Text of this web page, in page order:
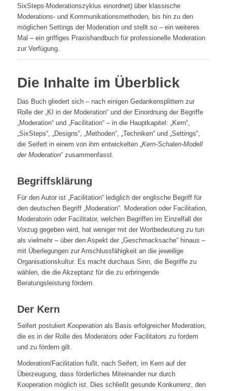
SixSteps-Moderationszyklus einordnet) über klassische
Moderations- und Kommunikationsmethoden, bis hin zu den
möglichen Settings der Moderation und stellt so – ein weiteres
Mal – ein griffiges Praxishandbuch für professionelle Moderation
zur Verfügung.
Die Inhalte im Überblick
Das Buch gliedert sich – nach einigen Gedankensplittern zur
Rolle der „KI in der Moderation“ und der Einordnung der Begriffe
„Moderation“ und „Facilitation“ – in die Hauptkapitel: „Kern“,
„SixSteps“, „Designs“, „Methoden“, „Techniken“ und „Settings“,
die Seifert in einem von ihm entwickelten „Kern-Schalen-Modell
der Moderation“ zusammenfasst.
Begriffsklärung
Für den Autor ist „Facilitation“ lediglich der englische Begriff für
den deutschen Begriff „Moderation“. Moderation oder Facilitation,
Moderatorin oder Facilitator, welchen Begriffen im Einzelfall der
Vorzug gegeben wird, hat weniger mit der Wortbedeutung zu tun
als vielmehr – über den Aspekt der „Geschmacksache“ hinaus –
mit Überlegungen zur Anschlussfähigkeit an die jeweilige
Organisationskultur. Es macht durchaus Sinn, die Begriffe zu
wählen, die die Akzeptanz für die zu erbringende
Beratungsleistung fördern.
Der Kern
Seifert postuliert Kooperationals Basis erfolgreicher Moderation,
die es in der Rolle des Moderators oder Facilitators zu fordern
und zu fördern gilt.
Moderation/Facilitation fußt, nach Seifert, im Kern auf der
Überzeugung, dass förderliches Miteinander nur durch
Kooperation möglich ist. Dies schließt gesunde Konkurrenz, den